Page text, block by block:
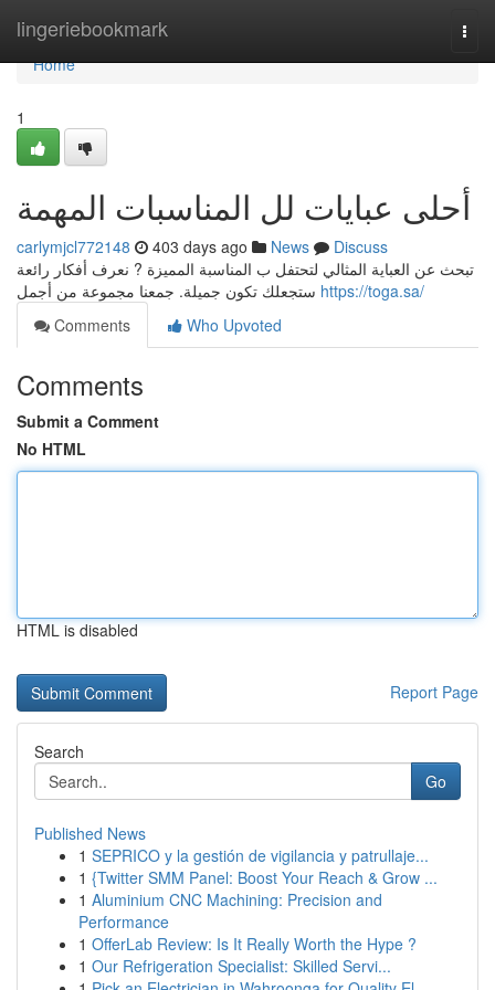
lingeriebookmark
Home
Home
1
أحلى عبايات لل المناسبات المهمة
carlymjcl772148 403 days ago News
Discuss
تبحث عن العباية المثالي لتحتفل ب المناسبة المميزة ? نعرف أفكار رائعة
https://toga.sa/
Comments
Who Upvoted
Comments
Submit a Comment
No HTML
HTML is disabled
Report Page
Search
Go
Published News
1 SEPRICO y la gestión de vigilancia y patrullaje...
1 {Twitter SMM Panel: Boost Your Reach & Grow ...
1 Aluminium CNC Machining: Precision and
Performance
1 OfferLab Review: Is It Really Worth the Hype ?
1 Our Refrigeration Specialist: Skilled Servi...